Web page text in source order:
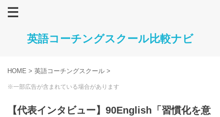
英語コーチングスクール比較ナビ
HOME > 英語コーチングスクール >
※一部広告が含まれている場合があります
【代表インタビュー】90English「習慣化を意